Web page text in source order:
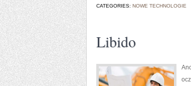
CATEGORIES: NOWE TECHNOLOGIE
Libido